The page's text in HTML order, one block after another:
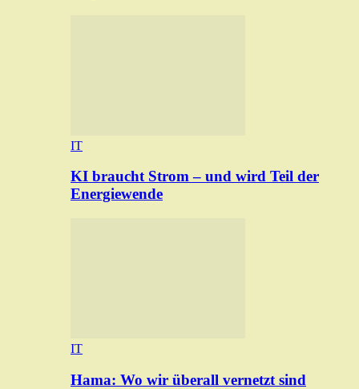
IT
KI braucht Strom – und wird Teil der
Energiewende
IT
Hama: Wo wir überall vernetzt sind